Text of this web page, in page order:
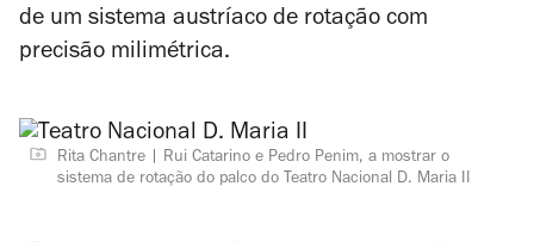
de um sistema austríaco de rotação com
precisão milimétrica.
Rita Chantre
Rui Catarino e Pedro Penim, a mostrar o
sistema de rotação do palco do Teatro Nacional D. Maria II